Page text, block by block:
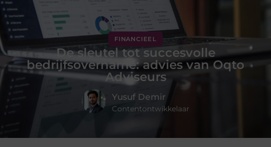
FINANCIEEL
De sleutel tot succesvolle
bedrijfsovername: advies van Oqto
Adviseurs
Yusuf Demir
Contentontwikkelaar